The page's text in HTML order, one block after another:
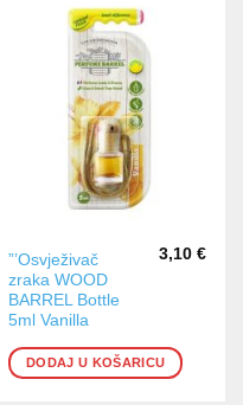
”’Osvježivač
zraka WOOD
BARREL Bottle
5ml Vanilla
3,10 €
DODAJ U KOŠARICU